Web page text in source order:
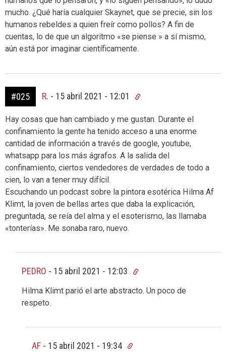
mucho. ¿Qué haría cualquier Skaynet, que se precie, sin los
humanos rebeldes a quien freír como pollos? A fin de
cuentas, lo de que un algoritmo «se piense » a sí mismo,
aún está por imaginar científicamente.
#025 R. - 15 abril 2021 - 12:01
Hay cosas que han cambiado y me gustan. Durante el
confinamiento la gente ha tenido acceso a una enorme
cantidad de información a través de google, youtube,
whatsapp para los más ágrafos. A la salida del
confinamiento, ciertos vendedores de verdades de todo a
cien, lo van a tener muy difícil.
Escuchando un podcast sobre la pintora esotérica Hilma Af
Klimt, la joven de bellas artes que daba la explicación,
preguntada, se reía del alma y el esoterismo, las llamaba
«tonterías». Me sonaba raro, nuevo.
PEDRO - 15 abril 2021 - 12:03
Hilma Klimt parió el arte abstracto. Un poco de
respeto.
AF - 15 abril 2021 - 19:34